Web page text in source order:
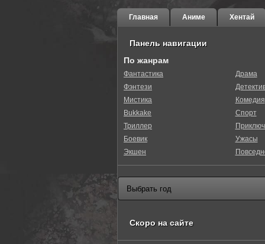
Главная Аниме Хентай
Панель навигации
По жанрам
Фантастика
Фэнтези
Мистика
Bukkake
Триллер
Боевик
Экшен
Драма
Комедия
Спорт
Ужасы
Скоро на сайте